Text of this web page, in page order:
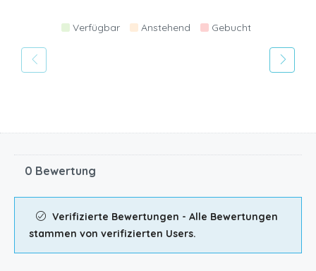
Verfügbar Anstehend Gebucht
0 Bewertung
Verifizierte Bewertungen - Alle Bewertungen
stammen von verifizierten Users.